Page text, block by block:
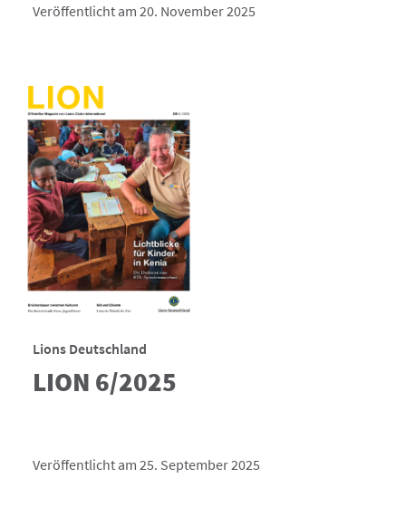
Veröffentlicht am 20. November 2025
Lions Deutschland
LION 6/2025
Veröffentlicht am 25. September 2025